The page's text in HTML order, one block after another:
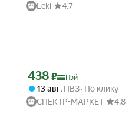
Leki
4.7
Цена с картой Яндекс Пэй 438
438 ₽ Пэй
13 авг, ПВЗ По клику
СПЕКТР-МАРКЕТ
4.8